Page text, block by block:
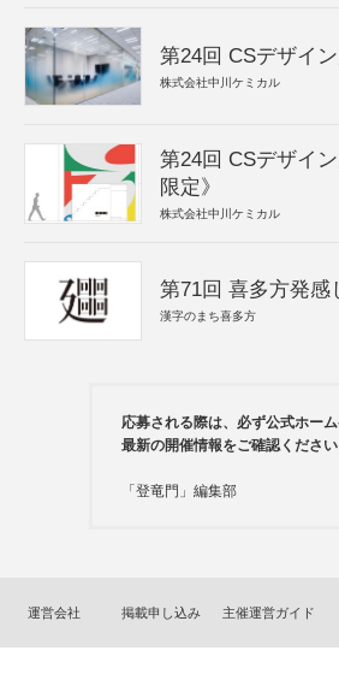
第24回 CSデザイ
株式会社中川ケミカル
第24回 CSデザイ
限定》
株式会社中川ケミカル
第71回 喜多方発感
漢字のまち喜多方
応募される際は、必ず公式ホー
最新の開催情報をご確認ください
「登竜門」編集部
運営会社 掲載申し込み 主催運営ガイド